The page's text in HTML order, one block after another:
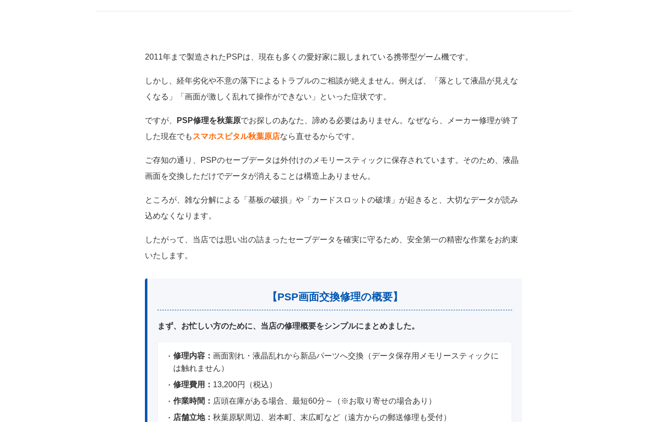
2011年まで製造されたPSPは、現在も多くの愛好家に親しまれている携帯型ゲーム機です。
しかし、経年劣化や不意の落下によるトラブルのご相談が絶えません。例えば、「落として液晶が見えな
くなる」「画面が激しく乱れて操作ができない」といった症状です。
ですが、 PSP修理を秋葉原でお探しのあなた、諦める必要はありません。なぜなら、メーカー修理が終了
した現在でも スマホスピタル秋葉原店なら直せるからです。
ご存知の通り、PSPのセーブデータは外付けのメモリースティックに保存されています。そのため、液晶
画面を交換しただけでデータが消えることは構造上ありません。
ところが、雑な分解による「基板の破損」や「カードスロットの破壊」が起きると、大切なデータが読み
込めなくなります。
したがって、当店では思い出の詰まったセーブデータを確実に守るため、安全第一の精密な作業をお約束
いたします。
【PSP画面交換修理の概要】
まず、お忙しい方のために、当店の修理概要をシンプルにまとめました。
修理内容： 画面割れ・液晶乱れから新品パーツへ交換（データ保存用メモリースティックに
は触れません）
修理費用： 13,200円（税込）
作業時間： 店頭在庫がある場合、最短60分～（※お取り寄せの場合あり）
店舗立地： 秋葉原駅周辺、岩本町、末広町など（遠方からの郵送修理も受付）